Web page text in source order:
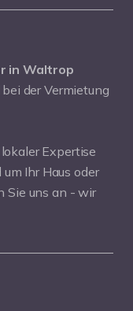
in Waltrop
der Vermietung
Expertise
Ihr Haus oder
Sie uns an - wir